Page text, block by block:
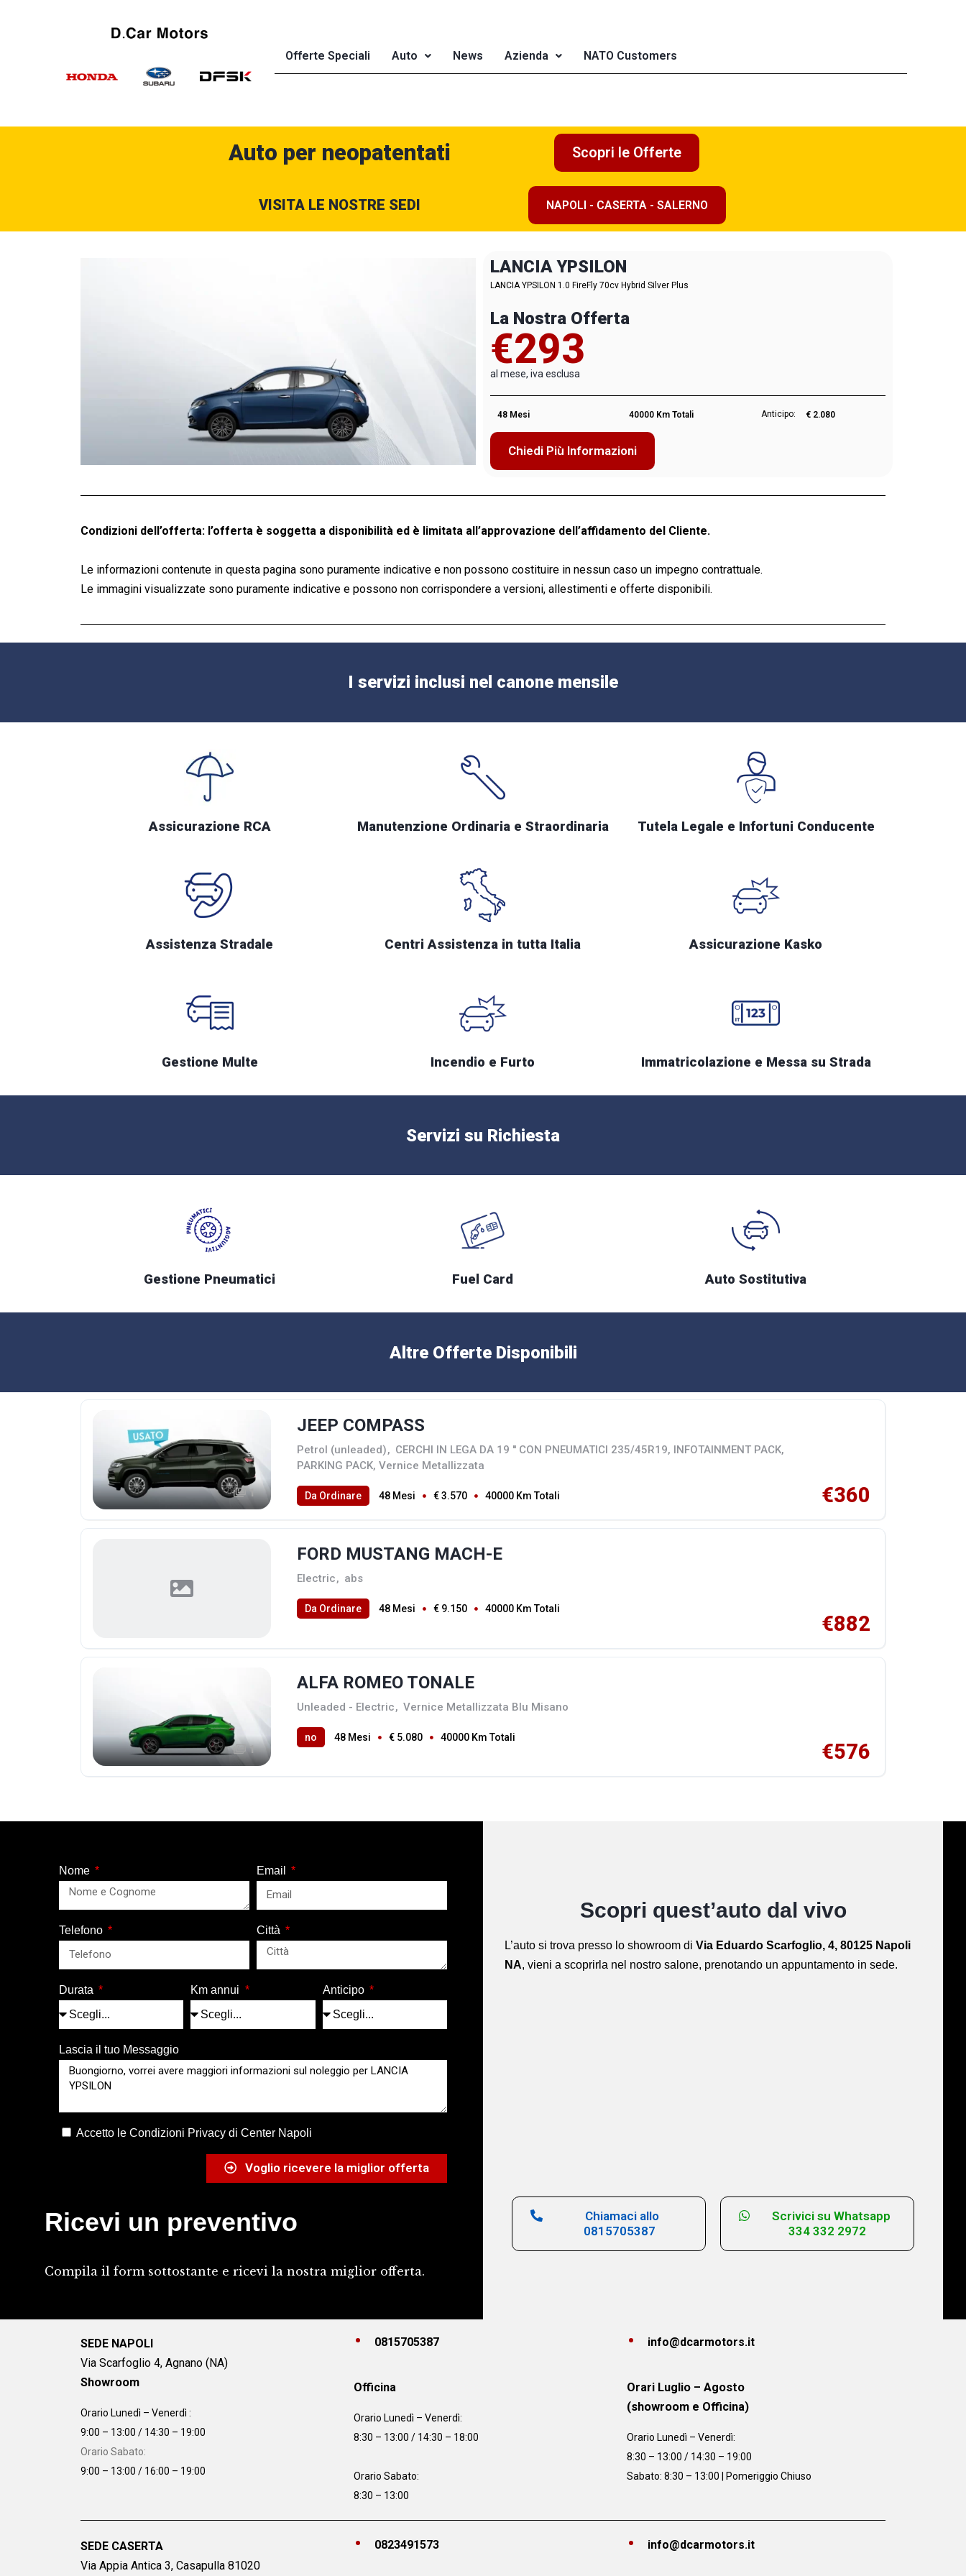
Offerte Speciali Auto News Azienda NATO Customers
Auto per neopatentati Scopri le Offerte
VISITA LE NOSTRE SEDI NAPOLI - CASERTA - SALERNO
LANCIA YPSILON
LANCIA YPSILON 1.0 FireFly 70cv Hybrid Silver Plus
La Nostra Offerta
€293
al mese, iva esclusa
48 Mesi 40000 Km Totali Anticipo: € 2.080
Chiedi Più Informazioni
Condizioni dell’offerta: l’offerta è soggetta a disponibilità ed è limitata all’approvazione dell’affidamento del Cliente.
Le informazioni contenute in questa pagina sono puramente indicative e non possono costituire in nessun caso un impegno contrattuale.
Le immagini visualizzate sono puramente indicative e possono non corrispondere a versioni, allestimenti e offerte disponibili.
I servizi inclusi nel canone mensile
Assicurazione RCA Manutenzione Ordinaria e Straordinaria Tutela Legale e Infortuni Conducente
Assistenza Stradale Centri Assistenza in tutta Italia Assicurazione Kasko
Gestione Multe Incendio e Furto Immatricolazione e Messa su Strada
Servizi su Richiesta
Gestione Pneumatici Fuel Card Auto Sostitutiva
Altre Offerte Disponibili
1
JEEP COMPASS
Petrol (unleaded), CERCHI IN LEGA DA 19 '' CON PNEUMATICI 235/45R19, INFOTAINMENT PACK,
PARKING PACK, Vernice Metallizzata
Da Ordinare 48 Mesi € 3.570 40000 Km Totali €360
FORD MUSTANG MACH-E
Electric, abs
Da Ordinare 48 Mesi € 9.150 40000 Km Totali
€882
1
ALFA ROMEO TONALE
Unleaded - Electric, Vernice Metallizzata Blu Misano
no 48 Mesi € 5.080 40000 Km Totali
€576
Nome Email
Telefono Città
Durata Km annui Anticipo
Lascia il tuo Messaggio
Accetto le Condizioni Privacy di Center Napoli
Voglio ricevere la miglior offerta
Ricevi un preventivo
Compila il form sottostante e ricevi la nostra miglior offerta.
Scopri quest’auto dal vivo
L’auto si trova presso lo showroom di Via Eduardo Scarfoglio, 4, 80125 Napoli
NA, vieni a scoprirla nel nostro salone, prenotando un appuntamento in sede.
Chiamaci allo
0815705387
Scrivici su Whatsapp
334 332 2972
SEDE NAPOLI
Via Scarfoglio 4, Agnano (NA)
Showroom
Orario Lunedì – Venerdì :
9:00 – 13:00 / 14:30 – 19:00
Orario Sabato:
9:00 – 13:00 / 16:00 – 19:00
0815705387
Officina
Orario Lunedì – Venerdì:
8:30 – 13:00 / 14:30 – 18:00
Orario Sabato:
8:30 – 13:00
info@dcarmotors.it
Orari Luglio – Agosto
(showroom e Officina)
Orario Lunedì – Venerdì:
8:30 – 13:00 / 14:30 – 19:00
Sabato: 8:30 – 13:00 | Pomeriggio Chiuso
SEDE CASERTA
Via Appia Antica 3, Casapulla 81020
0823491573 info@dcarmotors.it